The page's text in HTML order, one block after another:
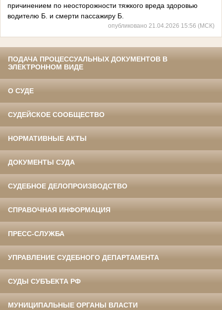
причинением по неосторожности тяжкого вреда здоровью
водителю Б. и смерти пассажиру Б.
опубликовано 21.04.2026 15:56 (МСК)
ПОДАЧА ПРОЦЕССУАЛЬНЫХ ДОКУМЕНТОВ В
ЭЛЕКТРОННОМ ВИДЕ
О СУДЕ
СУДЕЙСКОЕ СООБЩЕСТВО
НОРМАТИВНЫЕ АКТЫ
ДОКУМЕНТЫ СУДА
СУДЕБНОЕ ДЕЛОПРОИЗВОДСТВО
СПРАВОЧНАЯ ИНФОРМАЦИЯ
ПРЕСС-СЛУЖБА
УПРАВЛЕНИЕ СУДЕБНОГО ДЕПАРТАМЕНТА
СУДЫ СУБЪЕКТА РФ
МУНИЦИПАЛЬНЫЕ ОРГАНЫ ВЛАСТИ